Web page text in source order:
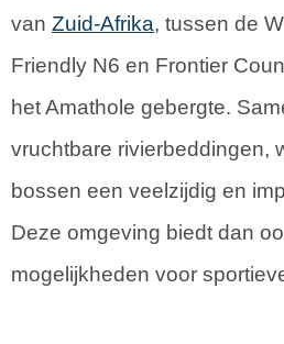
van Zuid-Afrika, tussen de
Friendly N6 en Frontier
het Amathole gebergte.
vruchtbare rivierbeddingen,
bossen een veelzijdig en
Deze omgeving biedt dan
mogelijkheden voor